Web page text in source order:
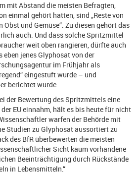
mit Abstand die meisten Befragten,
einmal gehört hatten, sind „Reste von
und Gemüse“. Zu diesen gehört das
auch. Und dass solche Spritzmittel
weit oben rangieren, dürfte auch
eben jenes Glyphosat von der
im Frühjahr als
eingestuft wurde – und
berichtet wurde.
der Bewertung des Spritzmittels eine
EU einnahm, hält es bis heute für nicht
warfen der Behörde mit
Studien zu Glyphosat aussortiert zu
des BfR überbewerten die meisten
Sicht kaum vorhandene
Beeinträchtigung durch Rückstände
in Lebensmitteln.“